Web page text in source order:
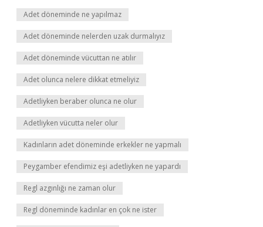
Adet döneminde ne yapılmaz
Adet döneminde nelerden uzak durmalıyız
Adet döneminde vücuttan ne atılır
Adet olunca nelere dikkat etmeliyiz
Adetliyken beraber olunca ne olur
Adetliyken vücutta neler olur
Kadınların adet döneminde erkekler ne yapmalı
Peygamber efendimiz eşi adetliyken ne yapardı
Regl azgınlığı ne zaman olur
Regl döneminde kadınlar en çok ne ister